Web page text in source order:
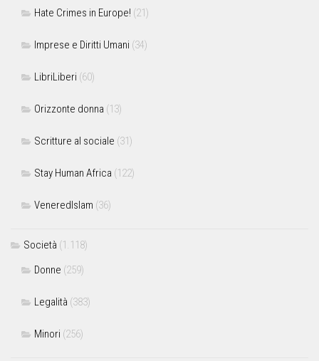
Hate Crimes in Europe! (21)
Imprese e Diritti Umani (34)
LibriLiberi (60)
Orizzonte donna (13)
Scritture al sociale (31)
Stay Human Africa (122)
VeneredIslam (36)
Società (1.118)
Donne (259)
Legalità (383)
Minori (256)